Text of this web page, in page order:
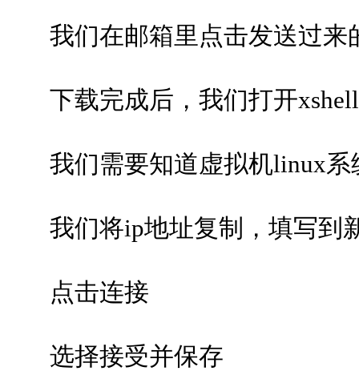
我们在邮箱里点击发送过来
下载完成后，我们打开xshell
我们需要知道虚拟机linux系
我们将ip地址复制，填写到
点击连接
选择接受并保存